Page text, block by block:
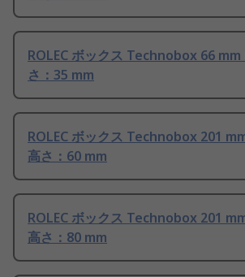
ROLEC ボックス Technobox 66
さ：35 mm
ROLEC ボックス Technobox 201
高さ：60 mm
ROLEC ボックス Technobox 201
高さ：80 mm